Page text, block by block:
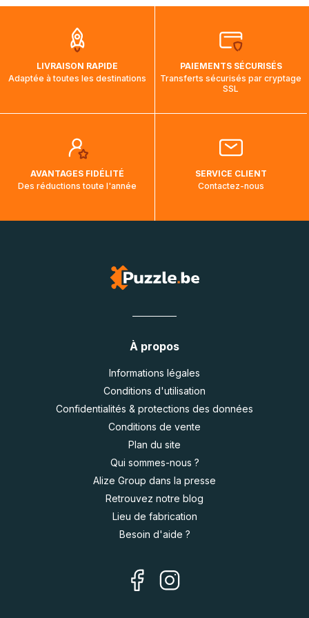
aura touché terre.
LIVRAISON RAPIDE
Adaptée à toutes les destinations
PAIEMENTS SÉCURISÉS
Transferts sécurisés par cryptage
SSL
AVANTAGES FIDÉLITÉ
Des réductions toute l'année
SERVICE CLIENT
Contactez-nous
À propos
Informations légales
Conditions d'utilisation
Confidentialités & protections des données
Conditions de vente
Plan du site
Qui sommes-nous ?
Alize Group dans la presse
Retrouvez notre blog
Lieu de fabrication
Besoin d'aide ?